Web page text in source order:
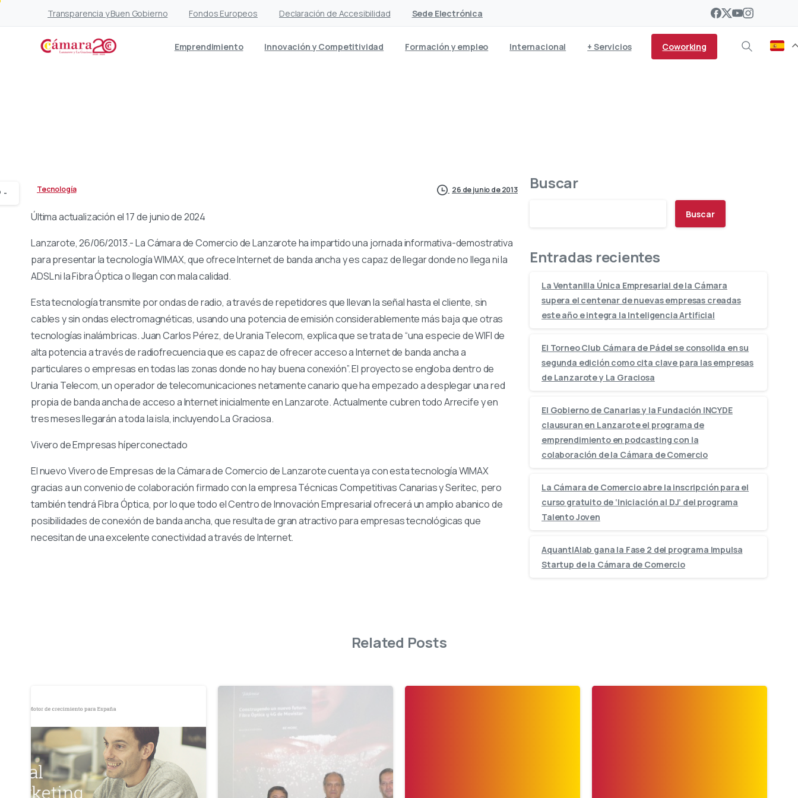
Transparencia y Buen Gobierno Fondos Europeos Declaración de Accesibilidad Sede Electrónica
Emprendimiento Innovación y Competitividad Formación y empleo Internacional + Servicios Coworking
Tecnología 26 de junio de 2013
Última actualización el 17 de junio de 2024
Lanzarote, 26/06/2013.- La Cámara de Comercio de Lanzarote ha impartido una jornada informativa-demostrativa
para presentar la tecnología WIMAX, que ofrece Internet de banda ancha y es capaz de llegar donde no llega ni la
ADSL ni la Fibra Óptica o llegan con mala calidad.
Esta tecnología transmite por ondas de radio, a través de repetidores que llevan la señal hasta el cliente, sin
cables y sin ondas electromagnéticas, usando una potencia de emisión considerablemente más baja que otras
tecnologías inalámbricas. Juan Carlos Pérez, de Urania Telecom, explica que se trata de “una especie de WIFI de
alta potencia a través de radiofrecuencia que es capaz de ofrecer acceso a Internet de banda ancha a
particulares o empresas en todas las zonas donde no hay buena conexión”. El proyecto se engloba dentro de
Urania Telecom, un operador de telecomunicaciones netamente canario que ha empezado a desplegar una red
propia de banda ancha de acceso a Internet inicialmente en Lanzarote. Actualmente cubren todo Arrecife y en
tres meses llegarán a toda la isla, incluyendo La Graciosa.
Vivero de Empresas híperconectado
El nuevo Vivero de Empresas de la Cámara de Comercio de Lanzarote cuenta ya con esta tecnología WIMAX
gracias a un convenio de colaboración firmado con la empresa Técnicas Competitivas Canarias y Seritec, pero
también tendrá Fibra Óptica, por lo que todo el Centro de Innovación Empresarial ofrecerá un amplio abanico de
posibilidades de conexión de banda ancha, que resulta de gran atractivo para empresas tecnológicas que
necesitan de una excelente conectividad a través de Internet.
-
Buscar
Buscar
Entradas recientes
La Ventanilla Única Empresarial de la Cámara
supera el centenar de nuevas empresas creadas
este año e integra la Inteligencia Artificial
El Torneo Club Cámara de Pádel se consolida en su
segunda edición como cita clave para las empresas
de Lanzarote y La Graciosa
El Gobierno de Canarias y la Fundación INCYDE
clausuran en Lanzarote el programa de
emprendimiento en podcasting con la
colaboración de la Cámara de Comercio
La Cámara de Comercio abre la inscripción para el
curso gratuito de ‘Iniciación al DJ’ del programa
Talento Joven
AquantIAlab gana la Fase 2 del programa Impulsa
Startup de la Cámara de Comercio
Related Posts